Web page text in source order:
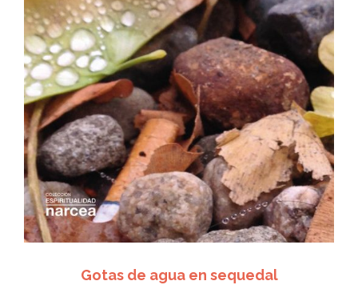
Gotas de agua en sequedal
Ver Más
encanta